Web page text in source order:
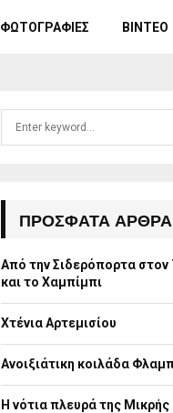
ΦΩΤΟΓΡΑΦΙΕΣ ΒΙΝΤΕΟ
r
:
ΠΡΌΣΦΑΤΑ ΆΡΘΡΑ
Από την Σιδερόπορτα στον
και το Χαμπίμπι
Χτένια Αρτεμισίου
Ανοιξιάτικη κοιλάδα
Η νότια πλευρά της Μικρής